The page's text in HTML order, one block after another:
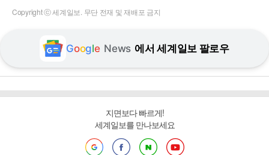
Copyright ⓒ 세계일보. 무단 전재 및 재배포 금지
Google News 에서 세계일보 팔로우
지면보다 빠르게!
세계일보를 만나보세요